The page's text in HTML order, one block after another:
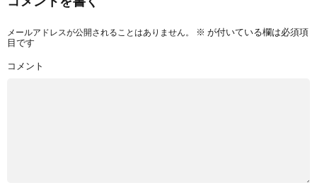
メールアドレスが公開されることはありません。 ※ が付いている欄は必須項
目です
コメント